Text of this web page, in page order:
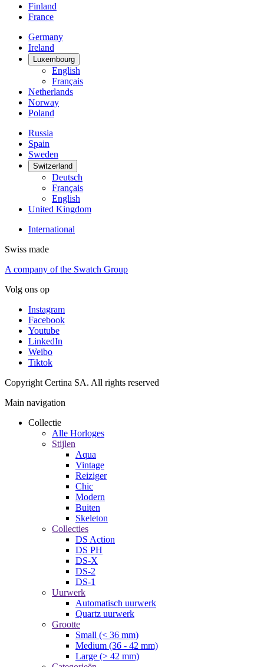
Finland
France
Germany
Ireland
Luxembourg
English
Français
Netherlands
Norway
Poland
Russia
Spain
Sweden
Switzerland
Deutsch
Français
English
United Kingdom
International
Swiss made
A company of the Swatch Group
Volg ons op
Instagram
Facebook
Youtube
LinkedIn
Weibo
Tiktok
Copyright Certina SA. All rights reserved
Main navigation
Collectie
Alle Horloges
Stijlen
Aqua
Vintage
Reiziger
Chic
Modern
Buiten
Skeleton
Collecties
DS Action
DS PH
DS-X
DS-2
DS-1
Uurwerk
Automatisch uurwerk
Quartz uurwerk
Grootte
Small (< 36 mm)
Medium (36 - 42 mm)
Large (> 42 mm)